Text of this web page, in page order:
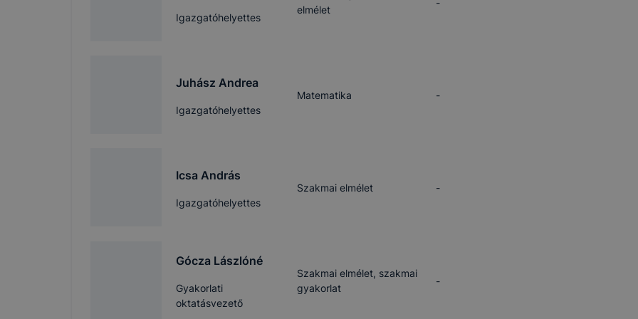
Igazgatóhelyettes
elmélet
Juhász Andrea
Igazgatóhelyettes
Matematika -
Icsa András
Igazgatóhelyettes
Szakmai elmélet -
Gócza Lászlóné
Gyakorlati
oktatásvezető
Szakmai elmélet, szakmai
gyakorlat
-
Az IKK Innovatív Képzéstámogató Központ Zrt. az ikk.hu alá tartozó
alatt működő honlapokon cookie-kat (sütiket) használ.